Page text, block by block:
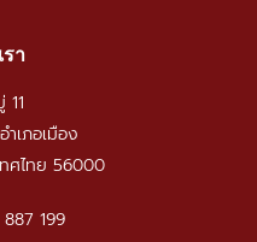
า
11
เภอเมือง
ศไทย 56000
199